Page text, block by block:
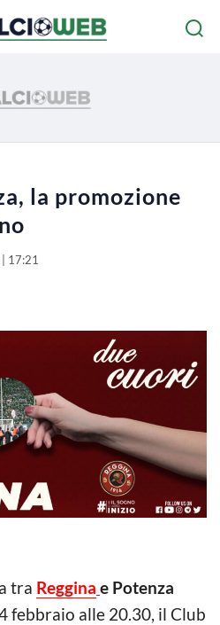
la promozione
17:21
tra Reggina e Potenza
febbraio alle 20.30, il Club